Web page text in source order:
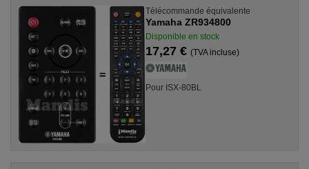
Télécommande équivalente
Yamaha ZR934800
Disponible en stock
17,27 €(TVA incluse)
Pour ISX-80BL